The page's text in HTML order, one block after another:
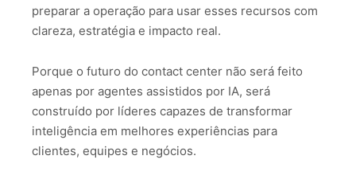
preparar a operação para usar esses recursos com
clareza, estratégia e impacto real.
Porque o futuro do contact center não será feito
apenas por agentes assistidos por IA, será
construído por líderes capazes de transformar
inteligência em melhores experiências para
clientes, equipes e negócios.